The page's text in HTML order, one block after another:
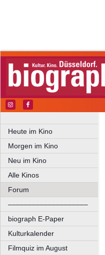
Heute im Kino
Morgen im Kino
Neu im Kino
Alle Kinos
Forum
––––––––––––––––––––
biograph E-Paper
Kulturkalender
Filmquiz im August